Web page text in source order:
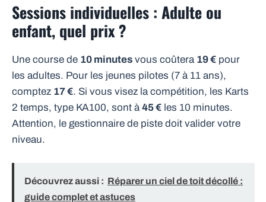
Sessions individuelles : Adulte ou
enfant, quel prix ?
Une course de 10 minutes vous coûtera 19 € pour
les adultes. Pour les jeunes pilotes (7 à 11 ans),
comptez 17 €. Si vous visez la compétition, les Karts
2 temps, type KA100, sont à45 € les 10 minutes.
Attention, le gestionnaire de piste doit valider votre
niveau.
Découvrez aussi : Réparer un ciel de toit décollé :
guide complet et astuces